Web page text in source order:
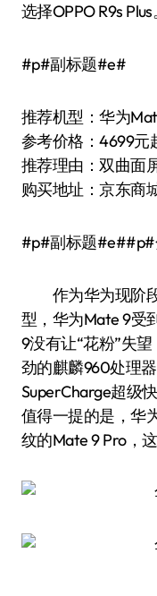
选择OPPO R9s Plus。
#p#副标题#e#
推荐机型：华为
参考价格：4699元
推荐理由：双曲面
购买地址：京东商
#p#副标题
作为华为现阶段
型，华为Mate 9受
9没有让“花粉”失
劲的麒麟960处理
SuperCharge超级
值得一提的是，华
纹的Mate 9 Pro，